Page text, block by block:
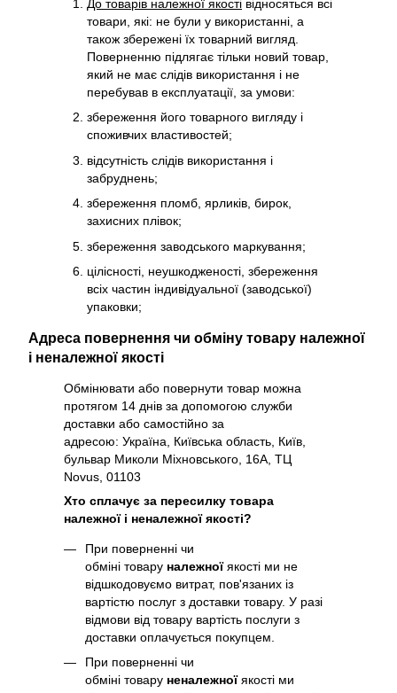
До товарів належної якості відносяться всі
товари, які: не були у використанні, а
також збережені їх товарний вигляд.
Поверненню підлягає тільки новий товар,
який не має слідів використання і не
перебував в експлуатації, за умови:
збереження його товарного вигляду і
споживчих властивостей;
відсутність слідів використання і
забруднень;
збереження пломб, ярликів, бирок,
захисних плівок;
збереження заводського маркування;
цілісності, неушкодженості, збереження
всіх частин індивідуальної (заводської)
упаковки;
Адреса повернення чи обміну товару належної
і неналежної якості
Обмінювати або повернути товар можна
протягом 14 днів за допомогою служби
доставки або самостійно за
адресою: Україна, Київська область, Київ,
бульвар Миколи Міхновського, 16А, ТЦ
Novus, 01103
Хто сплачує за пересилку товара
належної і неналежної якості?
При поверненні чи
обміні товару належноїякості ми не
відшкодовуємо витрат, пов'язаних із
вартістю послуг з доставки товару. У разі
відмови від товару вартість послуги з
доставки оплачується покупцем.
При поверненні чи
обміні товару неналежноїякості ми